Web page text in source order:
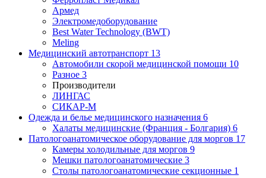
Армед
Электромедоборудование
Best Water Technology (BWT)
Meling
Медицинский автотранспорт 13
Автомобили скорой медицинской помощи 10
Разное 3
Производители
ЛИНГАС
СИКАР-М
Одежда и белье медицинского назначения 6
Халаты медицинские (Франция - Болгария) 6
Патологоанатомическое оборудование для моргов 17
Камеры холодильные для моргов 9
Мешки патологоанатомические 3
Столы патологоанатомические секционные 1